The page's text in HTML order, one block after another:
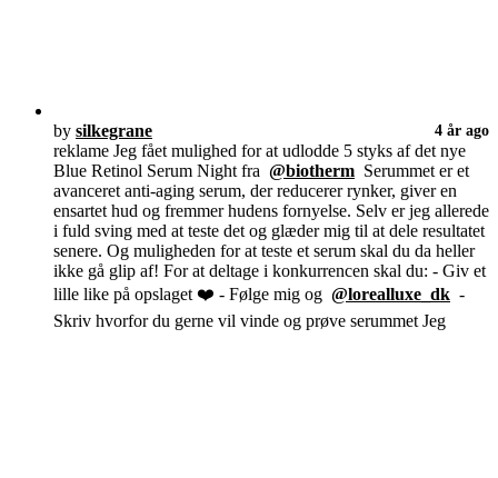
by silkegrane 4 år ago
reklame Jeg fået mulighed for at udlodde 5 styks af det nye
Blue Retinol Serum Night fra @biotherm Serummet er et
avanceret anti-aging serum, der reducerer rynker, giver en
ensartet hud og fremmer hudens fornyelse. Selv er jeg allerede
i fuld sving med at teste det og glæder mig til at dele resultatet
senere. Og muligheden for at teste et serum skal du da heller
ikke gå glip af! For at deltage i konkurrencen skal du: - Giv et
lille like på opslaget ❤️ - Følge mig og @lorealluxe_dk -
Skriv hvorfor du gerne vil vinde og prøve serummet Jeg